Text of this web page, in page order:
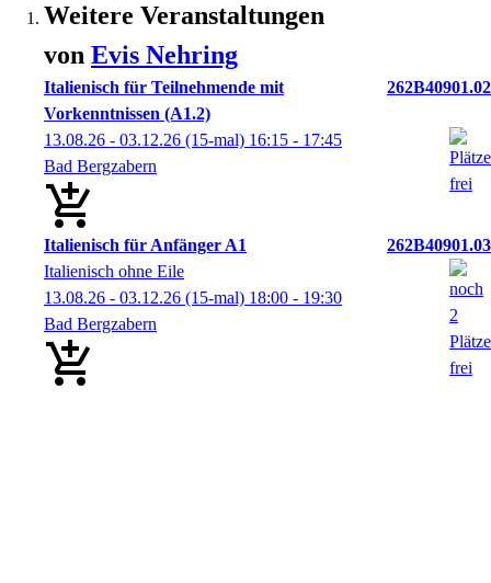
Weitere Veranstaltungen
von Evis Nehring
Italienisch für Teilnehmende mit
Vorkenntnissen (A1.2)
262B40901.02
13.08.26 - 03.12.26 (15-mal) 16:15 - 17:45
Bad Bergzabern
Italienisch für Anfänger A1
262B40901.03
Italienisch ohne Eile
13.08.26 - 03.12.26 (15-mal) 18:00 - 19:30
Bad Bergzabern